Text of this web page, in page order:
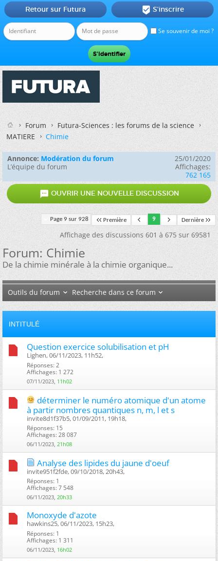
Se souvenir de moi ?
Retour sur Futura  S'inscrire
Forum
Futura-Sciences : les forums de la science
MATIERE
Chimie
Annonce: Modération du forum
L’équipe du forum
25/01/2020
Affichages:
762 165
 OUVRIR UNE NOUVELLE DISCUSSION
Page 9 sur 928 Première 9 Dernière
Affichage des discussions 601 à 675 sur 69581
Forum:Chimie
De la chimie minérale à la chimie organique...
Outils du forum Recherche dans ce forum
INTITULÉ
Question exercice solubilisation et pH
Lighen, 06/11/2023, 11h52, ‎
Réponses: 2
Affichages: 1 272
07/11/2023, 11h02
déterminer le numéro atomique d'un atome
à partir nombres quantiques n, m, l et s
invite8d1f37b5, 01/09/2011, 19h18, ‎
Réponses: 15
Affichages: 28 087
06/11/2023, 21h08
Analyse des lipides du jaune d'oeuf
invite951f2fde, 09/10/2018, 20h43, ‎
Réponses: 1
Affichages: 7 548
06/11/2023, 20h33
Monoxyde d'azote
hawkins25, 06/11/2023, 15h23, ‎
Réponses: 1
Affichages: 1 311
06/11/2023, 16h02